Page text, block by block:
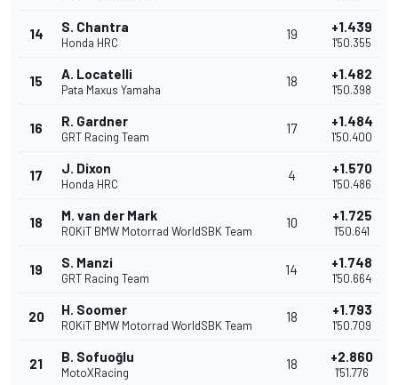
14 S. Chantra
Honda HRC
19 +1.439
1'50.355
15 A. Locatelli
Pata Maxus Yamaha
18 +1.482
1'50.398
16 R. Gardner
GRT Racing Team
17 +1.484
1'50.400
17 J. Dixon
Honda HRC
4 +1.570
1'50.486
18 M. van der Mark
ROKiT BMW Motorrad WorldSBK Team
10 +1.725
1'50.641
19 S. Manzi
GRT Racing Team
14 +1.748
1'50.664
20 H. Soomer
ROKiT BMW Motorrad WorldSBK Team
18 +1.793
1'50.709
21 B. Sofuoğlu
MotoXRacing
18 +2.860
1'51.776